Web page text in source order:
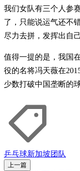
我们女队有三个人参
了，只能说运气还不
尽力去拼，发挥出自
值得一提的是，我国
役的名将冯天薇在
少数打破中国垄断的球
乒乓球新加坡团队
上一篇